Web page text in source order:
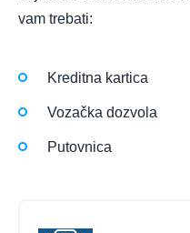
vam trebati:
Kreditna kartica
Vozačka dozvola
Putovnica